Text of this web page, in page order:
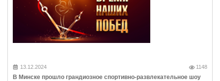
13.12.2024 1148
В Минске прошло грандиозное спортивно-развлекательное шоу